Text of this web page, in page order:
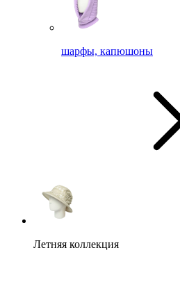
шарфы, капюшоны
Летняя коллекция